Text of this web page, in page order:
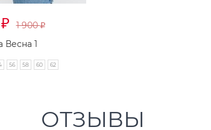
₽ 1 900₽
Весна 1
56 58 60 62
ОТЗЫВЫ